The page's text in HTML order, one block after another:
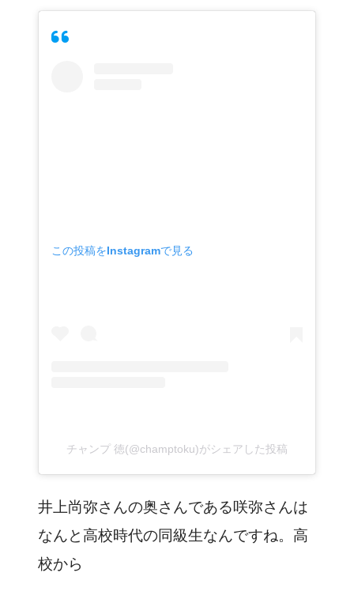
この投稿をInstagramで見る
チャンプ 徳(@champtoku)がシェアした投稿
井上尚弥さんの奥さんである咲弥さんは
なんと高校時代の同級生なんですね。高
校から